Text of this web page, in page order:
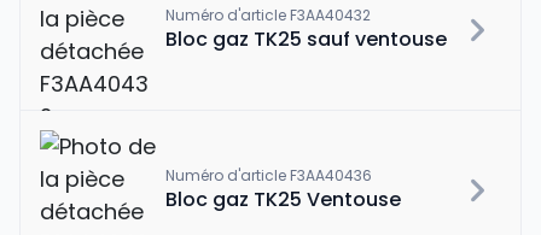
Numéro d'article F3AA40432
Bloc gaz TK25 sauf ventouse
Numéro d'article F3AA40436
Bloc gaz TK25 Ventouse